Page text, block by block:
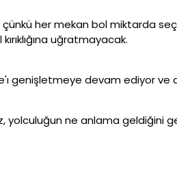
her mekan bol miktarda
uğratmayacak.
genişletmeye devam ediyor ve
yolculuğun ne anlama geldiğini